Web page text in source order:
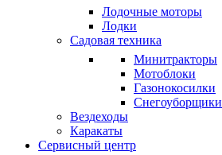
Лодочные моторы
Лодки
Садовая техника
Минитракторы
Мотоблоки
Газонокосилки
Снегоуборщики
Вездеходы
Каракаты
Сервисный центр